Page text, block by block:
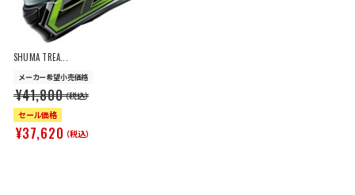
SHUMA TREA...
メーカー希望小売価格
¥41,800（税込）
セール価格
¥37,620（税込）